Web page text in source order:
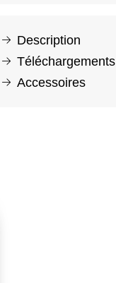
Description
Téléchargements
Accessoires